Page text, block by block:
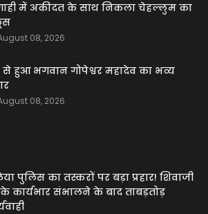
में अकीदत के साथ निकला चेहल्लुम का
08, 2026
से हुआ भगवान गोपेश्वर महादेव का भव्य
08, 2026
पुलिस का तस्करों पर बड़ा प्रहार! शिवाजी
कार्यभार संभालने के बाद ताबड़तोड़